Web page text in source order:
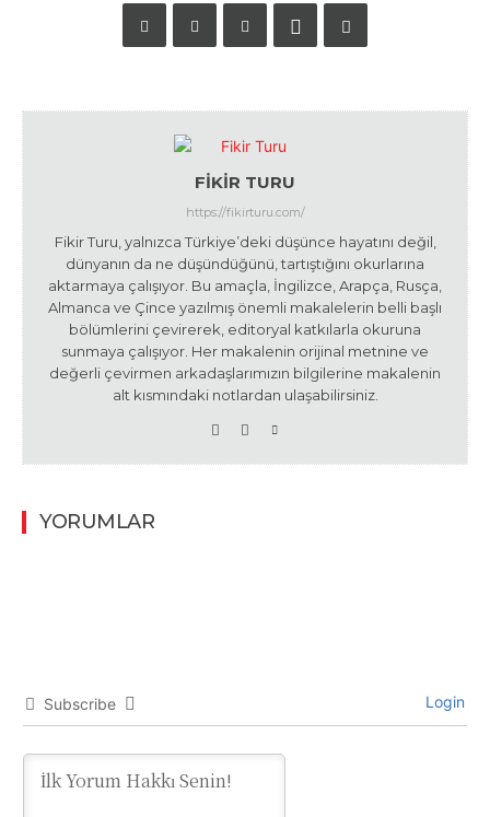
FIKIR TURU
https://fikirturu.com/
Fikir Turu, yalnızca Türkiye’deki düşünce hayatını değil,
dünyanın da ne düşündüğünü, tartıştığını okurlarına
aktarmaya çalışıyor. Bu amaçla, İngilizce, Arapça, Rusça,
Almanca ve Çince yazılmış önemli makalelerin belli başlı
bölümlerini çevirerek, editoryal katkılarla okuruna
sunmaya çalışıyor. Her makalenin orijinal metnine ve
değerli çevirmen arkadaşlarımızın bilgilerine makalenin
alt kısmındaki notlardan ulaşabilirsiniz.
YORUMLAR
Subscribe Login